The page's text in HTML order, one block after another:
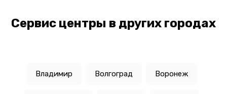
Сервис центры в других городах
Владимир Волгоград Воронеж